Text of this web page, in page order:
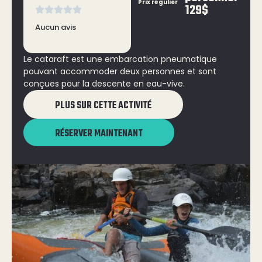
Aucun avis
Prix régulier 129$
Le cataraft est une embarcation pneumatique
pouvant accommoder deux personnes et sont
conçues pour la descente en eau-vive.
PLUS SUR CETTE ACTIVITÉ
RÉSERVER MAINTENANT